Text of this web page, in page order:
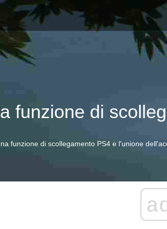
funzione di
funzione di scollegamento PS4 e l'unione